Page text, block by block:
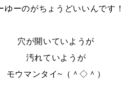
ゆーのがちょうどいいんです！
穴が開いていようが
汚れていようが
モウマンタイ~（＾◇＾）